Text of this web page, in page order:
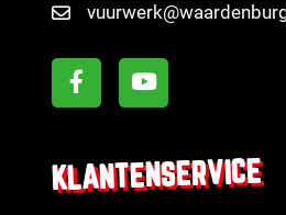
KLANTENSERVICE